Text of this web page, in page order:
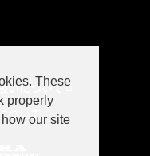
いについて
ついて
These
properly
our site